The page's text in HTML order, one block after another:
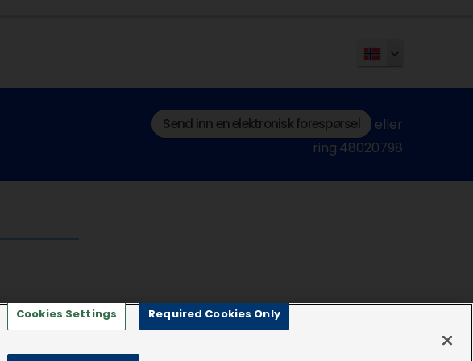
Send inn en elektronisk forespørsel
eller
ring:48020798
Cookies Settings Required Cookies Only